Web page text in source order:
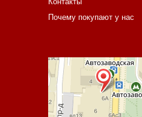
Почему покупают у нас